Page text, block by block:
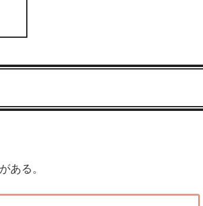
ある。